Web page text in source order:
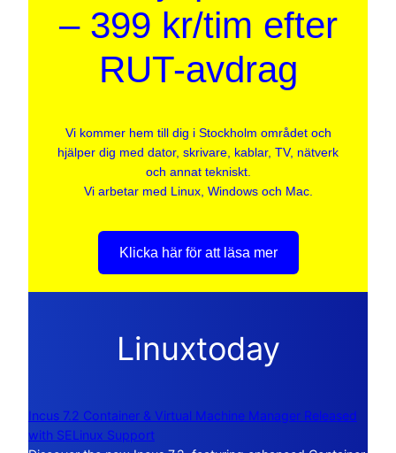
– 399 kr/tim efter
RUT-avdrag
Vi kommer hem till dig i Stockholm området och
hjälper dig med dator, skrivare, kablar, TV, nätverk
och annat tekniskt.
Vi arbetar med Linux, Windows och Mac.
Klicka här för att läsa mer
Linuxtoday
Incus 7.2 Container & Virtual Machine Manager Released
with SELinux Support